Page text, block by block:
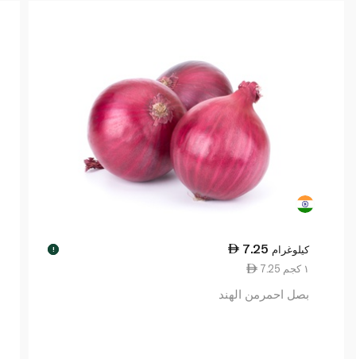
7.25 كيلوغرام !
7.25 ١ كجم
بصل احمرمن الهند